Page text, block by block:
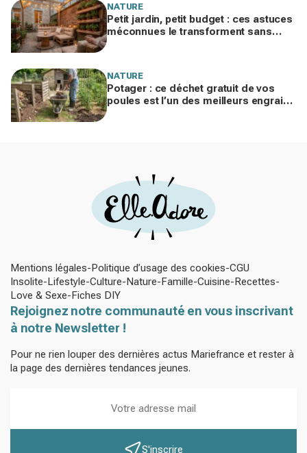
NATURE
Petit jardin, petit budget : ces astuces
méconnues le transforment sans
NATURE
Potager : ce déchet gratuit de vos
poules est l’un des meilleurs engrais
Mentions légales Politique d’usage des cookies CGU
Insolite Lifestyle Culture Nature Famille Cuisine Recettes
Love & Sexe Fiches DIY
Rejoignez notre communauté en vous inscrivant
à notre Newsletter !
Pour ne rien louper des dernières actus Mariefrance et rester à
la page des dernières tendances jeunes.
S'inscrire